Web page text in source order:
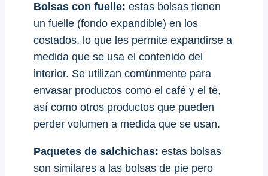
Bolsas con fuelle: estas bolsas tienen
un fuelle (fondo expandible) en los
costados, lo que les permite expandirse a
medida que se usa el contenido del
interior. Se utilizan comúnmente para
envasar productos como el café y el té,
así como otros productos que pueden
perder volumen a medida que se usan.
Paquetes de salchichas: estas bolsas
son similares a las bolsas de pie pero